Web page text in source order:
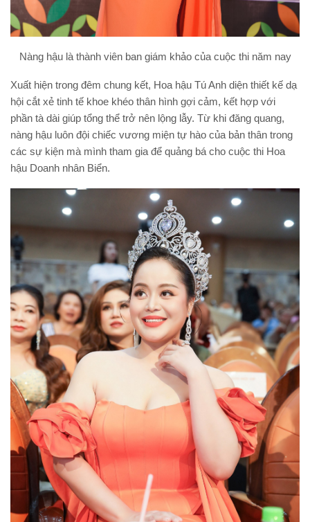
Nàng hậu là thành viên ban giám khảo của cuộc thi năm nay
Xuất hiện trong đêm chung kết, Hoa hậu Tú Anh diện thiết kế dạ
hội cắt xẻ tinh tế khoe khéo thân hình gợi cảm, kết hợp với
phần tà dài giúp tổng thể trở nên lộng lẫy. Từ khi đăng quang,
nàng hậu luôn đội chiếc vương miện tự hào của bản thân trong
các sự kiện mà mình tham gia để quảng bá cho cuộc thi Hoa
hậu Doanh nhân Biển.